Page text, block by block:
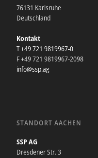
76131 Karlsruhe
Deutschland
Kontakt
T +49 721 9819967-0
F +49 721 9819967-2098
info@ssp.ag
STANDORT AACHEN
SSP AG
Dresdener Str. 3